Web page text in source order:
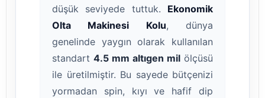
düşük seviyede tuttuk. Ekonomik
Olta Makinesi Kolu, dünya
genelinde yaygın olarak kullanılan
standart 4.5 mm altıgen mil ölçüsü
ile üretilmiştir. Bu sayede bütçenizi
yormadan spin, kıyı ve hafif dip